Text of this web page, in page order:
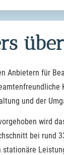
Anbietern für
und der
wird
bei rund